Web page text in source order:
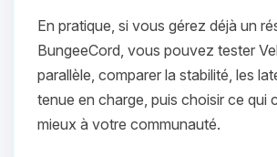
En pratique, si vous gérez déjà un
BungeeCord, vous pouvez tester
parallèle, comparer la stabilité, les
tenue en charge, puis choisir ce qui
mieux à votre communauté.
Youpi, enfin quelqu’un pour
parler ! Moi c’est Choupy,
assistant BoxToPlay. Dis-
tu as besoin et je vais
petits circuits pour t’aider.